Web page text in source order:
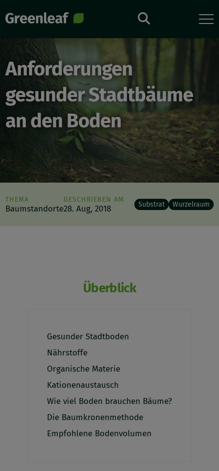
zum
Anforderungen
gesunder Stadtbäume
an den Boden
THEMA
Baumstandorte
GESCHRIEBEN AM
28. Aug, 2018 Substrat Wurzelraum
Überblick
Gesunder Stadtboden
Nährstoffe
Organische Materie
Kationenaustausch
Wie viel Boden brauchen Bäume?
Die Baumkronenmethode
Empfohlene Bodenvolumen